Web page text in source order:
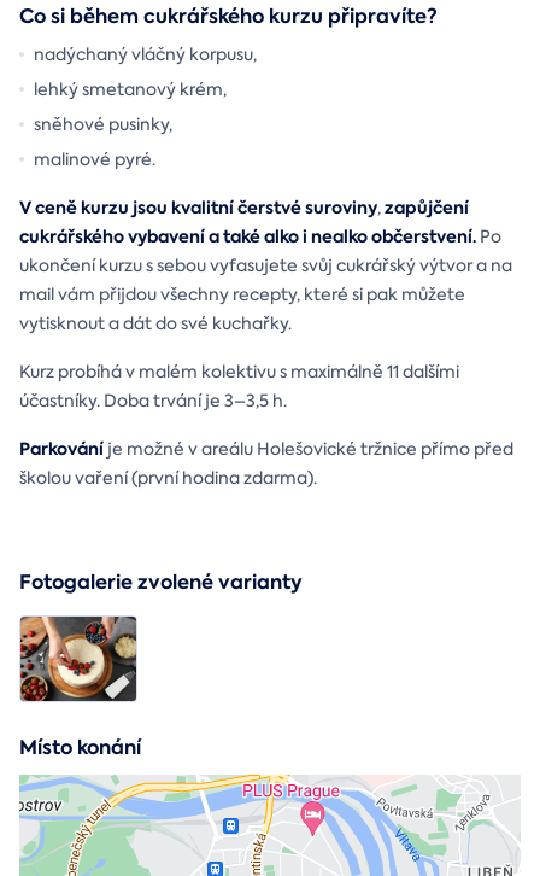
Co si během cukrářského kurzu připravíte?
nadýchaný vláčný korpusu,
lehký smetanový krém,
sněhové pusinky,
malinové pyré.
V ceně kurzu jsou kvalitní čerstvé suroviny,zapůjčení
cukrářského vybavení a také alko i nealko občerstvení. Po
ukončení kurzu s sebou vyfasujete svůj cukrářský výtvor a na
mail vám přijdou všechny recepty, které si pak můžete
vytisknout a dát do své kuchařky.
Kurz probíhá v malém kolektivu s maximálně 11 dalšími
účastníky. Doba trvání je 3–3,5 h.
Parkování je možné v areálu Holešovické tržnice přímo před
školou vaření (první hodina zdarma).
Fotogalerie zvolené varianty
Místo konání